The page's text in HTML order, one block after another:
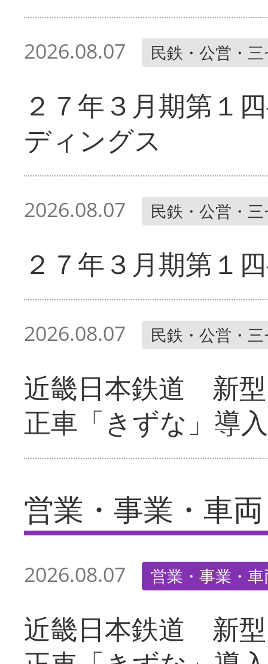
2026.08.07 民鉄・公営・
２７年３月期第１
ディングス
2026.08.07 民鉄・公営・
２７年３月期第１
2026.08.07 民鉄・公営・
近畿日本鉄道 新
正車「きずな」導入
営業・事業・車両
2026.08.07 営業・事業・
近畿日本鉄道 新